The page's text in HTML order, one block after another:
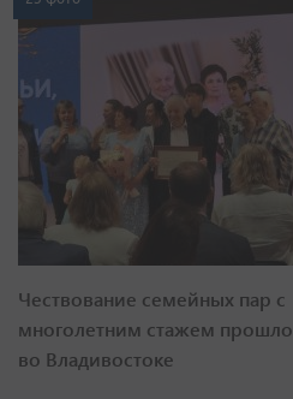
Чествование семейных пар с
многолетним стажем прошло
во Владивостоке